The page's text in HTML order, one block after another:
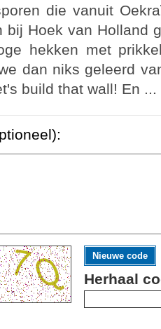
die vanuit
bij Hoek van Holland
hekken met
dan niks geleerd
build that wall! En ...
Nieuwe code
Herhaal